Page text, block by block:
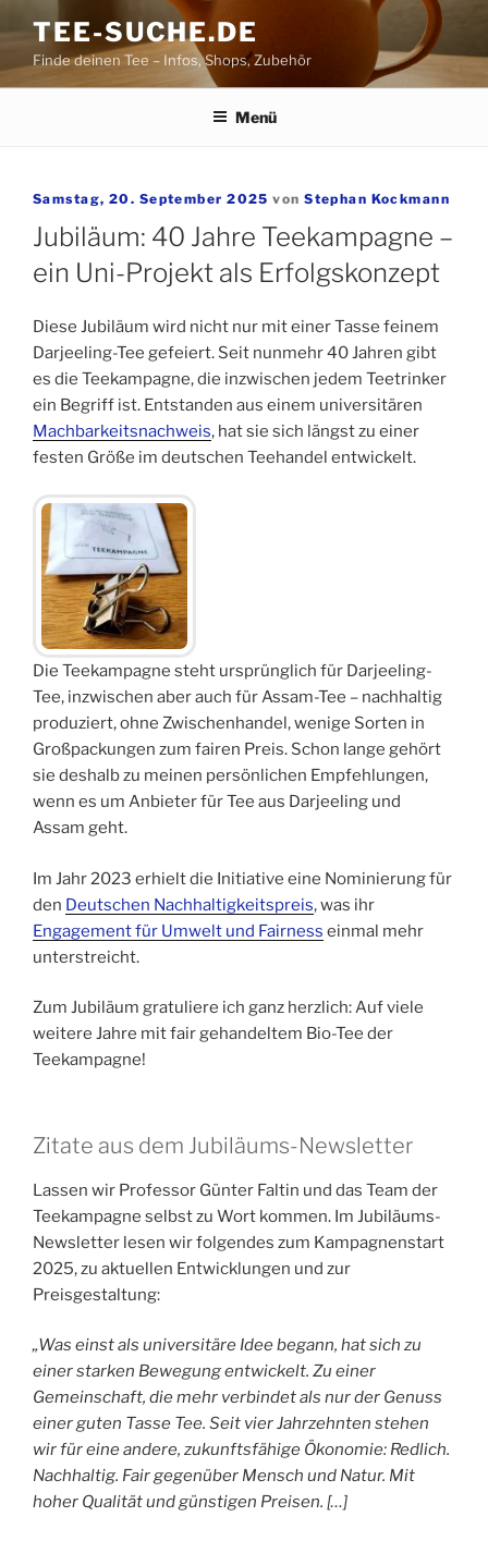
Inhalt
springen
TEE-SUCHE.DE
Finde deinen Tee – Infos, Shops, Zubehör
Menü
Veröffentlicht
Samstag, 20. September 2025 vonStephan Kockmann
Jubiläum: 40 Jahre Teekampagne –
ein Uni-Projekt als Erfolgskonzept
Diese Jubiläum wird nicht nur mit einer Tasse feinem
Darjeeling-Tee gefeiert. Seit nunmehr 40 Jahren gibt
es die Teekampagne, die inzwischen jedem Teetrinker
ein Begriff ist. Entstanden aus einem universitären
Machbarkeitsnachweis, hat sie sich längst zu einer
festen Größe im deutschen Teehandel entwickelt.
Die Teekampagne steht ursprünglich für Darjeeling-
Tee, inzwischen aber auch für Assam-Tee – nachhaltig
produziert, ohne Zwischenhandel, wenige Sorten in
Großpackungen zum fairen Preis. Schon lange gehört
sie deshalb zu meinen persönlichen Empfehlungen,
wenn es um Anbieter für Tee aus Darjeeling und
Assam geht.
Im Jahr 2023 erhielt die Initiative eine Nominierung für
den Deutschen Nachhaltigkeitspreis, was ihr
Engagement für Umwelt und Fairness einmal mehr
unterstreicht.
Zum Jubiläum gratuliere ich ganz herzlich: Auf viele
weitere Jahre mit fair gehandeltem Bio-Tee der
Teekampagne!
Zitate aus dem Jubiläums-Newsletter
Lassen wir Professor Günter Faltin und das Team der
Teekampagne selbst zu Wort kommen. Im Jubiläums-
Newsletter lesen wir folgendes zum Kampagnenstart
2025, zu aktuellen Entwicklungen und zur
Preisgestaltung:
„Was einst als universitäre Idee begann, hat sich zu
einer starken Bewegung entwickelt. Zu einer
Gemeinschaft, die mehr verbindet als nur der Genuss
einer guten Tasse Tee. Seit vier Jahrzehnten stehen
wir für eine andere, zukunftsfähige Ökonomie: Redlich.
Nachhaltig. Fair gegenüber Mensch und Natur. Mit
hoher Qualität und günstigen Preisen. […]